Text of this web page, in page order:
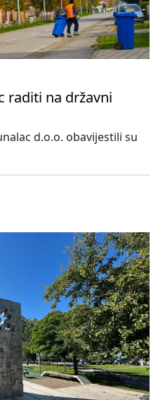
raditi na državni
d.o.o. obavijestili su